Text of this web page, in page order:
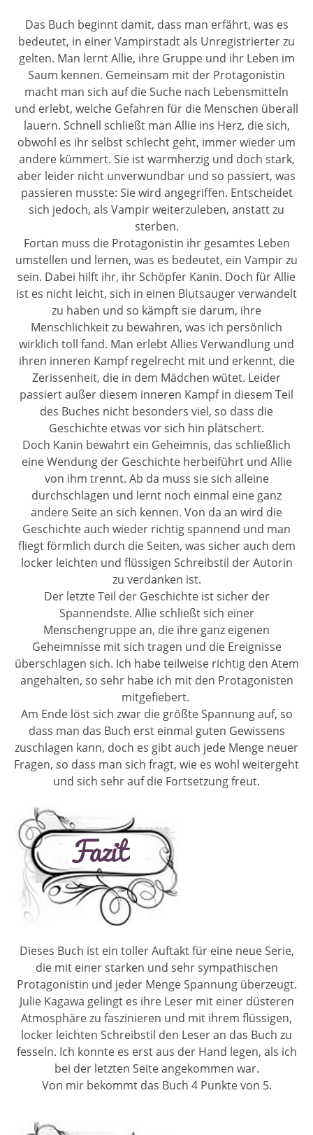
Das Buch beginnt damit, dass man erfährt, was es
bedeutet, in einer Vampirstadt als Unregistrierter zu
gelten. Man lernt Allie, ihre Gruppe und ihr Leben im
Saum kennen. Gemeinsam mit der Protagonistin
macht man sich auf die Suche nach Lebensmitteln
und erlebt, welche Gefahren für die Menschen überall
lauern. Schnell schließt man Allie ins Herz, die sich,
obwohl es ihr selbst schlecht geht, immer wieder um
andere kümmert. Sie ist warmherzig und doch stark,
aber leider nicht unverwundbar und so passiert, was
passieren musste: Sie wird angegriffen. Entscheidet
sich jedoch, als Vampir weiterzuleben, anstatt zu
sterben.
Fortan muss die Protagonistin ihr gesamtes Leben
umstellen und lernen, was es bedeutet, ein Vampir zu
sein. Dabei hilft ihr, ihr Schöpfer Kanin. Doch für Allie
ist es nicht leicht, sich in einen Blutsauger verwandelt
zu haben und so kämpft sie darum, ihre
Menschlichkeit zu bewahren, was ich persönlich
wirklich toll fand. Man erlebt Allies Verwandlung und
ihren inneren Kampf regelrecht mit und erkennt, die
Zerissenheit, die in dem Mädchen wütet. Leider
passiert außer diesem inneren Kampf in diesem Teil
des Buches nicht besonders viel, so dass die
Geschichte etwas vor sich hin plätschert.
Doch Kanin bewahrt ein Geheimnis, das schließlich
eine Wendung der Geschichte herbeiführt und Allie
von ihm trennt. Ab da muss sie sich alleine
durchschlagen und lernt noch einmal eine ganz
andere Seite an sich kennen. Von da an wird die
Geschichte auch wieder richtig spannend und man
fliegt förmlich durch die Seiten, was sicher auch dem
locker leichten und flüssigen Schreibstil der Autorin
zu verdanken ist.
Der letzte Teil der Geschichte ist sicher der
Spannendste. Allie schließt sich einer
Menschengruppe an, die ihre ganz eigenen
Geheimnisse mit sich tragen und die Ereignisse
überschlagen sich. Ich habe teilweise richtig den Atem
angehalten, so sehr habe ich mit den Protagonisten
mitgefiebert.
Am Ende löst sich zwar die größte Spannung auf, so
dass man das Buch erst einmal guten Gewissens
zuschlagen kann, doch es gibt auch jede Menge neuer
Fragen, so dass man sich fragt, wie es wohl weitergeht
und sich sehr auf die Fortsetzung freut.
Dieses Buch ist ein toller Auftakt für eine neue Serie,
die mit einer starken und sehr sympathischen
Protagonistin und jeder Menge Spannung überzeugt.
Julie Kagawa gelingt es ihre Leser mit einer düsteren
Atmosphäre zu faszinieren und mit ihrem flüssigen,
locker leichten Schreibstil den Leser an das Buch zu
fesseln. Ich konnte es erst aus der Hand legen, als ich
bei der letzten Seite angekommen war.
Von mir bekommt das Buch 4 Punkte von 5.